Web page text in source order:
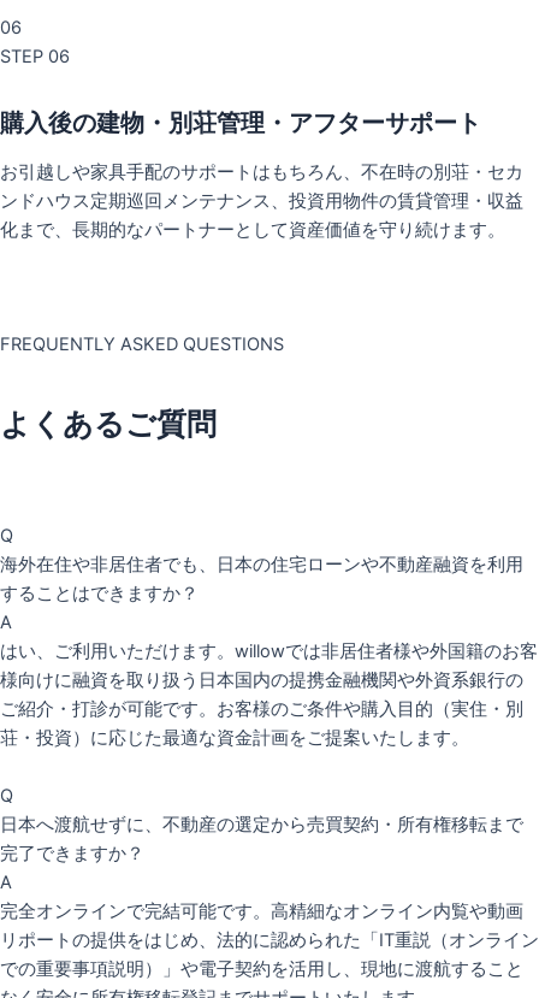
06
STEP 06
購入後の建物・別荘管理・アフターサポート
お引越しや家具手配のサポートはもちろん、不在時の別荘・セカ
ンドハウス定期巡回メンテナンス、投資用物件の賃貸管理・収益
化まで、長期的なパートナーとして資産価値を守り続けます。
FREQUENTLY ASKED QUESTIONS
よくあるご質問
Q
海外在住や非居住者でも、日本の住宅ローンや不動産融資を利用
することはできますか？
A
はい、ご利用いただけます。willowでは非居住者様や外国籍のお客
様向けに融資を取り扱う日本国内の提携金融機関や外資系銀行の
ご紹介・打診が可能です。お客様のご条件や購入目的（実住・別
荘・投資）に応じた最適な資金計画をご提案いたします。
Q
日本へ渡航せずに、不動産の選定から売買契約・所有権移転まで
完了できますか？
A
完全オンラインで完結可能です。高精細なオンライン内覧や動画
リポートの提供をはじめ、法的に認められた「IT重説（オンライン
での重要事項説明）」や電子契約を活用し、現地に渡航すること